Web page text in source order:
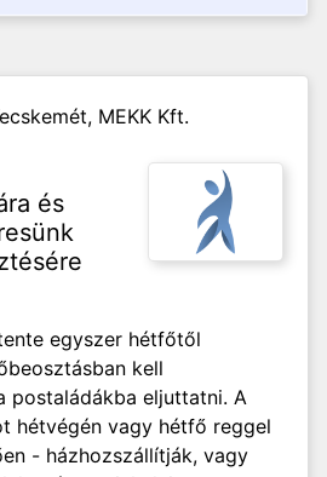
MEKK Kft.
és
egyszer hétfőtől
kell
postaládákba eljuttatni. A
hétvégén vagy hétfő reggel
- házhozszállítják, vagy